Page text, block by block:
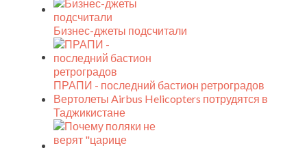
Бизнес-джеты подсчитали
ПРАПИ - последний бастион ретроградов
Вертолеты Airbus Helicopters потрудятся в
Таджикистане